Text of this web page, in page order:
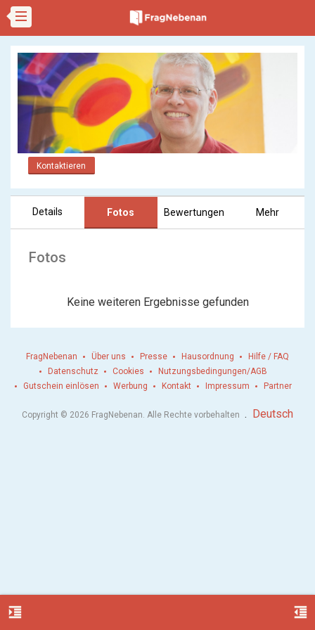
Kontaktieren
Details Fotos Bewertungen Mehr
Fotos
Keine weiteren Ergebnisse gefunden
format_indent_increase format_indent_decrease
FragNebenan Über uns Presse Hausordnung
Hilfe / FAQ
Datenschutz
Cookies
Nutzungsbedingungen/AGB
Gutschein einlösen
Werbung Kontakt Impressum Partner
Copyright © 2026 FragNebenan. Alle Rechte vorbehalten . Deutsch